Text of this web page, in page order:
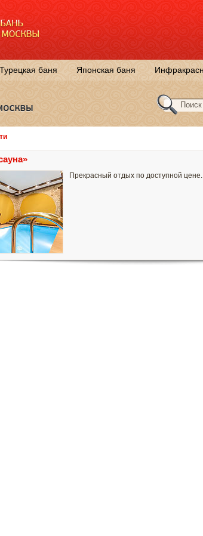
Турецкая баня Японская баня
Прекрасный отдых по доступной цене.